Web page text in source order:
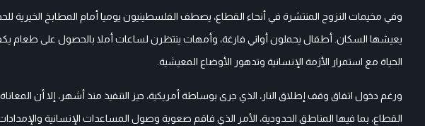
وفي مخيمات النزوح المنتشرة في أنحاء القطاع، يصطف الفلسطينيون يوميا أمام المطابخ
يعيشها السكان. أطفال يحملون أواني فارغة، وأمهات ينتظرن لساعات أملا بالحصول على طعام
الحياة مع استمرار الأزمة الإنسانية وتدهور الأوضاع المعيشية.
ورغم دخول اتفاق وقف إطلاق النار، الذي جرى بوساطة أمريكية، حيز التنفيذ منذ أشهر، إلا أن
القطاع، بما فيها المناطق الحدودية، الأمر الذي فاقم صعوبة وصول المساعدات الإنسانية والإمدادات